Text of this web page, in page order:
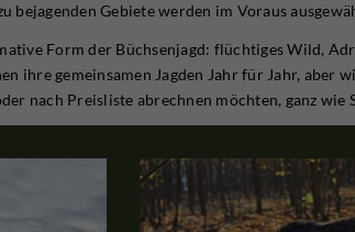
bejagenden Gebiete werden im Voraus
Form der Büchsenjagd: flüchtiges Wild,
ihre gemeinsamen Jagden Jahr für Jahr,
nach Preisliste abrechnen möchten, ganz